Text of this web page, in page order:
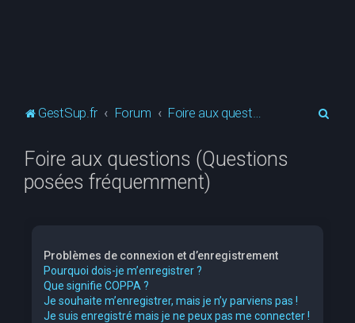
GestSup.fr Forum
Foire aux questions (Questions
posées fréquemment)
Problèmes de connexion et d’enregistrement
Pourquoi dois-je m’enregistrer ?
Que signifie COPPA ?
Je souhaite m’enregistrer, mais je n’y parviens pas !
Je suis enregistré mais je ne peux pas me connecter !